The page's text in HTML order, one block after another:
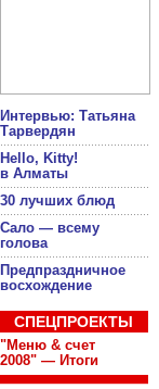
Интервью: Татьяна
Тарвердян
Hello, Kitty!
в Алматы
30 лучших блюд
Сало — всему
голова
Предпраздничное
восхождение
СПЕЦПРОЕКТЫ
"Меню & счет
2008" — Итоги